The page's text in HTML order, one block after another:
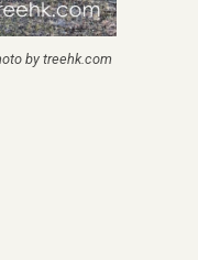
by treehk.com